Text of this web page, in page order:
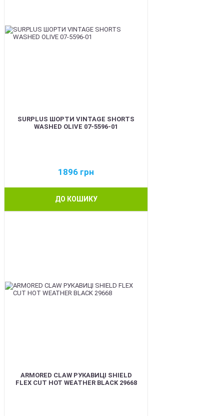
SURPLUS ШОРТИ VINTAGE SHORTS
WASHED OLIVE 07-5596-01
1896 грн
ДО КОШИКУ
ARMORED CLAW РУКАВИЦІ SHIELD
FLEX CUT HOT WEATHER BLACK 29668